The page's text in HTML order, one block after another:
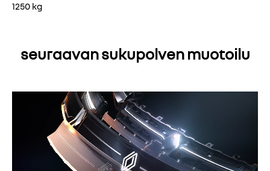
1250 kg
seuraavan sukupolven muotoilu